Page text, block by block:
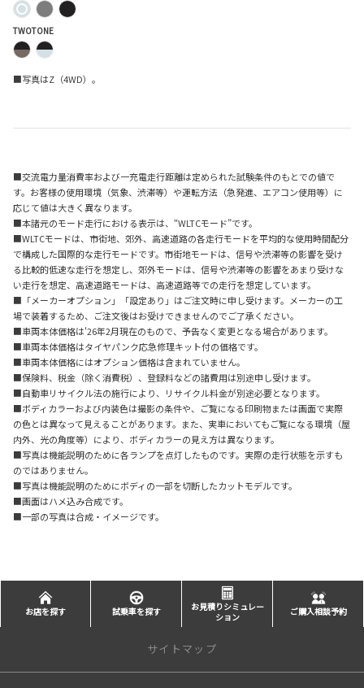
TWOTONE
■写真はZ（4WD）。
■交流電力量消費率および一充電走行距離は定められた試験条件のもとでの値で
す。お客様の使用環境（気象、渋滞等）や運転方法（急発進、エアコン使用等）に
応じて値は大きく異なります。
■本諸元のモード走行における表示は、“WLTCモード”です。
■WLTCモードは、市街地、郊外、高速道路の各走行モードを平均的な使用時間配分
で構成した国際的な走行モードです。市街地モードは、信号や渋滞等の影響を受け
る比較的低速な走行を想定し、郊外モードは、信号や渋滞等の影響をあまり受けな
い走行を想定、高速道路モードは、高速道路等での走行を想定しています。
■「メーカーオプション」「設定あり」はご注文時に申し受けます。メーカーの工
場で装着するため、ご注文後はお受けできませんのでご了承ください。
■車両本体価格は'26年2月現在のもので、予告なく変更となる場合があります。
■車両本体価格はタイヤパンク応急修理キット付の価格です。
■車両本体価格にはオプション価格は含まれていません。
■保険料、税金（除く消費税）、登録料などの諸費用は別途申し受けます。
■自動車リサイクル法の施行により、リサイクル料金が別途必要となります。
■ボディカラーおよび内装色は撮影の条件や、ご覧になる印刷物または画面で実際
の色とは異なって見えることがあります。また、実車においてもご覧になる環境（屋
内外、光の角度等）により、ボディカラーの見え方は異なります。
■写真は機能説明のために各ランプを点灯したものです。実際の走行状態を示すも
のではありません。
■写真は機能説明のためにボディの一部を切断したカットモデルです。
■画面はハメ込み合成です。
■一部の写真は合成・イメージです。
お店を探す 試乗車を探す
お見積りシミュレー
ション
ご購入相談予約
サイトマップ